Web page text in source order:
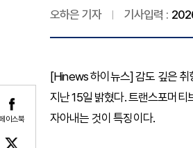
이스북
오하은 기자 기사입력 :
[Hinews 하이뉴스] 감도 깊은
지난 15일 밝혔다. 트랜스포머티
자아내는 것이 특징이다.